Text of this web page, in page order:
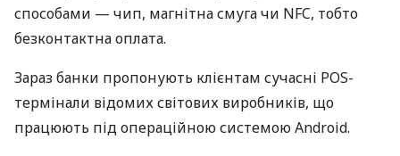
способами — чип, магнітна смуга чи NFC, тобто
безконтактна оплата.
Зараз банки пропонують клієнтам сучасні POS-
термінали відомих світових виробників, що
працюють під операційною системою Android.